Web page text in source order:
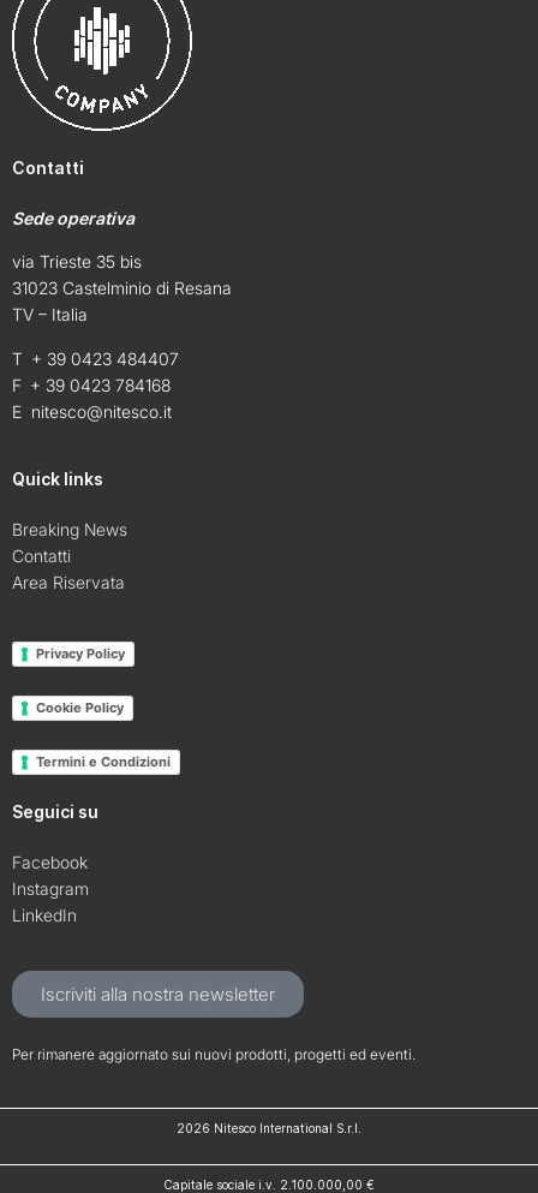
Contatti
Sede operativa
via Trieste 35 bis
31023 Castelminio di Resana
TV – Italia
T + 39 0423 484407
F + 39 0423 784168
E nitesco@nitesco.it
Quick links
Breaking News
Contatti
Area Riservata
Privacy Policy
Cookie Policy
Termini e Condizioni
Seguici su
Facebook
Instagram
LinkedIn
Iscriviti alla nostra newsletter
Per rimanere aggiornato sui nuovi prodotti, progetti ed eventi.
2026 Nitesco International S.r.l.
Capitale sociale i.v. 2.100.000,00 €